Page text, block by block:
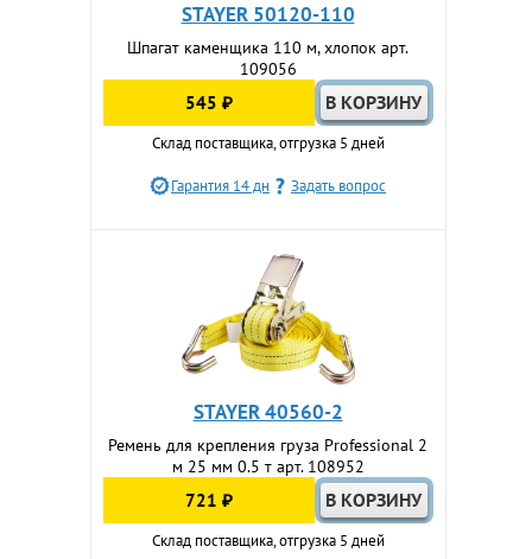
STAYER 50120-110
Шпагат каменщика 110 м, хлопок арт.
109056
545 ₽
Склад поставщика, отгрузка 5 дней
Гарантия 14 дн Задать вопрос
STAYER 40560-2
Ремень для крепления груза Professional 2
м 25 мм 0.5 т арт. 108952
721 ₽
Склад поставщика, отгрузка 5 дней